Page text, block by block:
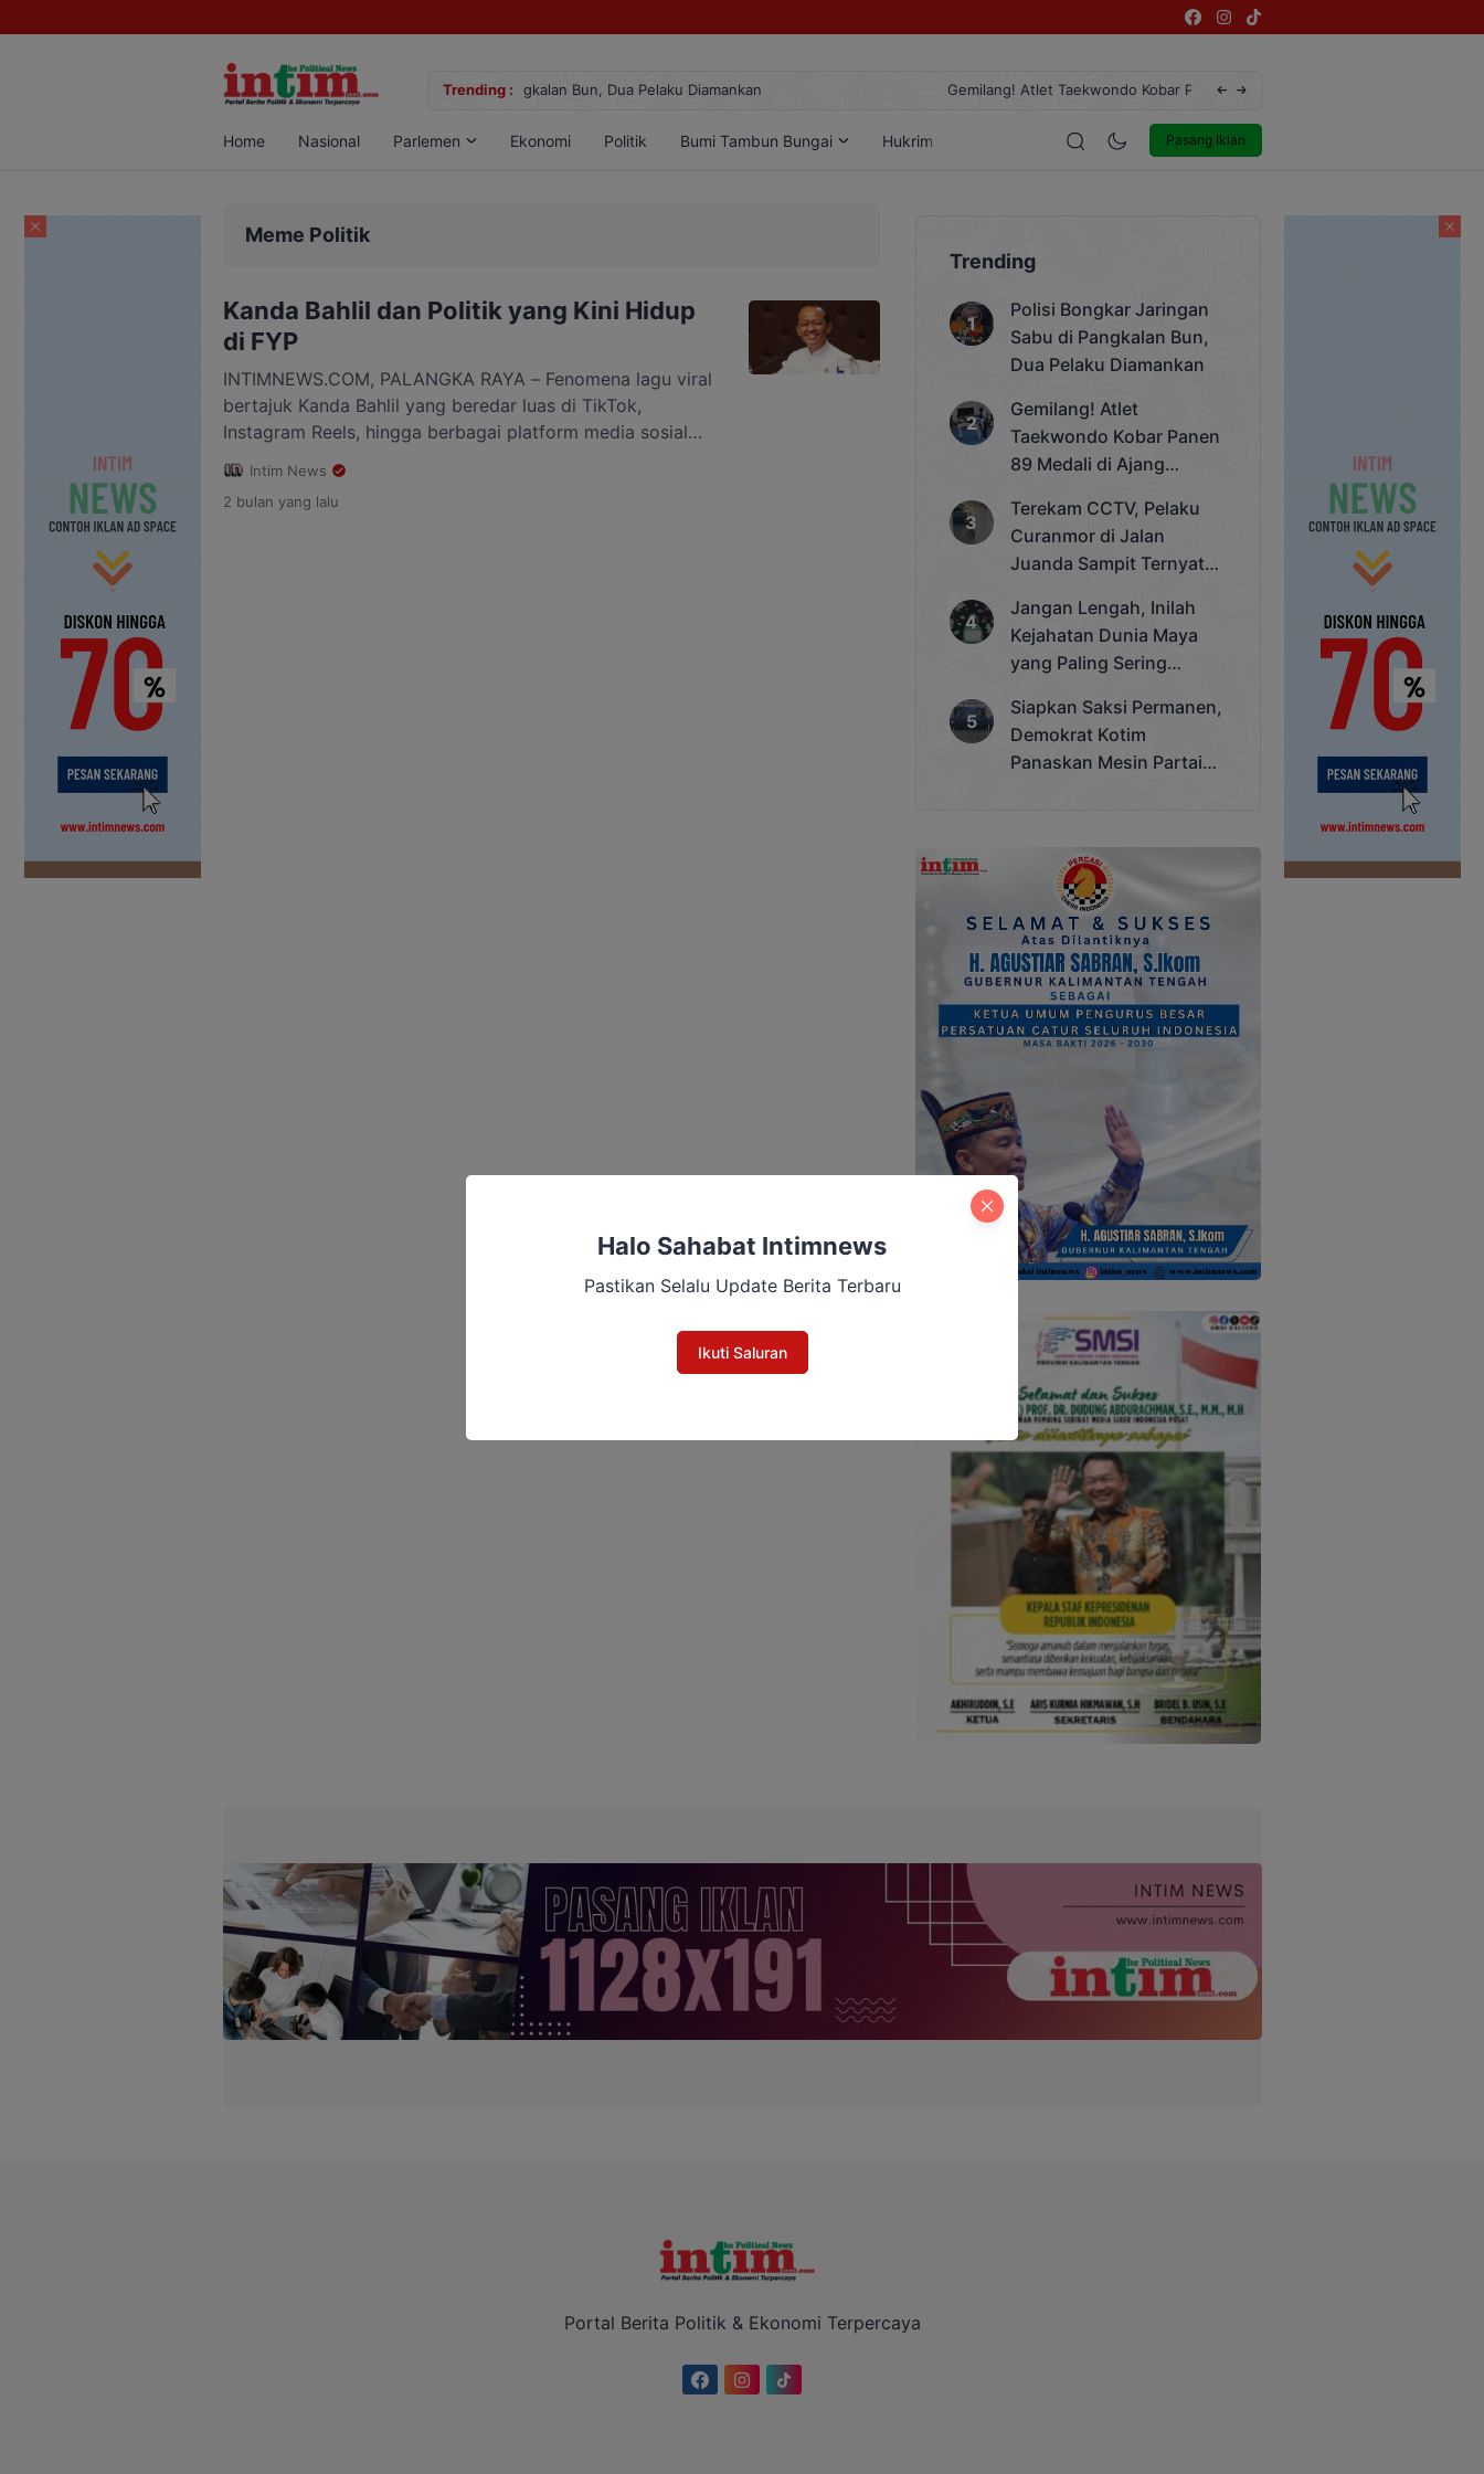
Trending :
Sabu di Pangkalan Bun, Dua Pelaku Diamankan Gemilang! Atlet Taekwondo Kobar Panen 89 Medali di Ajang Bergengsi Rektor Unda Cup 2025 Terekam CCTV, Pelaku Curanmor di
Pasang Iklan
Home Nasional Parlemen Ekonomi Politik Bumi Tambun Bungai Hukrim Entertainment
Meme Politik
Kanda Bahlil dan Politik yang Kini Hidup
di FYP
INTIMNEWS.COM, PALANGKA RAYA – Fenomena lagu viral
bertajuk Kanda Bahlil yang beredar luas di TikTok,
Instagram Reels, hingga berbagai platform media sosial
memunculkan diskusi baru mengenai perubahan wajah
politik di era digital. Sosok Menteri Energi dan Sumber
Daya Mineral (ESDM), Bahlil Lahadalia, kini tak hanya hadir
Intim News
2 bulan yang lalu
Trending
Polisi Bongkar Jaringan
Sabu di Pangkalan Bun,
Dua Pelaku Diamankan
Gemilang! Atlet
Taekwondo Kobar Panen
89 Medali di Ajang
Cup 2025
Terekam CCTV, Pelaku
Curanmor di Jalan
Juanda Sampit Ternyata
Jangan Lengah, Inilah
Kejahatan Dunia Maya
yang Paling Sering
Siapkan Saksi Permanen,
Demokrat Kotim
Panaskan Mesin Partai
Portal Berita Politik & Ekonomi Terpercaya
Halo Sahabat Intimnews
Pastikan Selalu Update Berita Terbaru
Ikuti Saluran